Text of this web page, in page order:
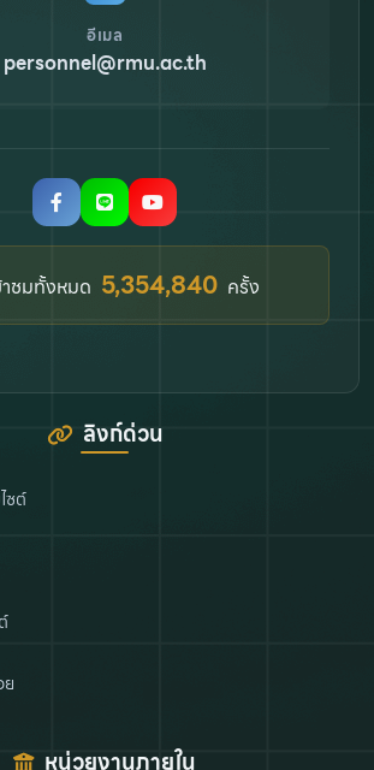
อีเมล
personnel@rmu.ac.th
าชมทั้งหมด 6,206,746 ครั้ง
ลิงก์ด่วน
ซต์
หน่วยงานภายใน